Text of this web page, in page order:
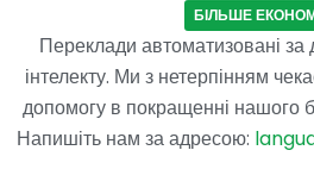
БІЛЬШЕ
Переклади автоматизовані
інтелекту. Ми з нетерпінням
допомогу в покращенні нашого
Напишіть нам за адресою: